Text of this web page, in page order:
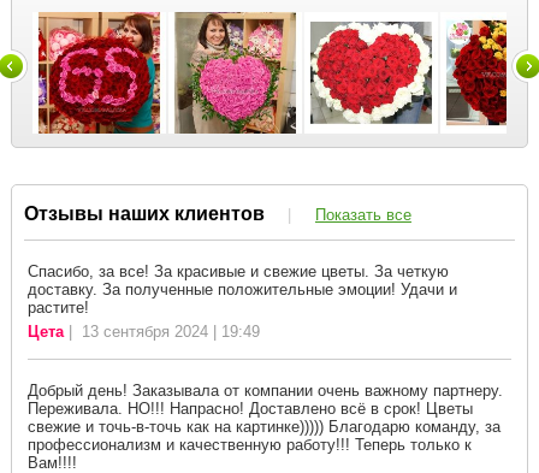
Отзывы наших клиентов | Показать все
Спасибо, за все! За красивые и свежие цветы. За четкую
доставку. За полученные положительные эмоции! Удачи и
растите!
Цета| 13 сентября 2024 | 19:49
Добрый день! Заказывала от компании очень важному партнеру.
Переживала. НО!!! Напрасно! Доставлено всё в срок! Цветы
свежие и точь-в-точь как на картинке))))) Благодарю команду, за
профессионализм и качественную работу!!! Теперь только к
Вам!!!!